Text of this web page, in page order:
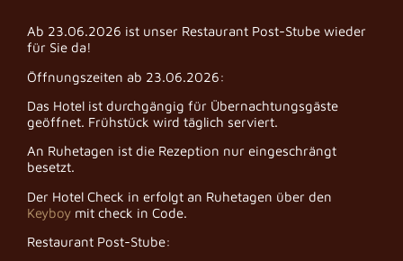
Ab 23.06.2026 ist unser Restaurant Post-Stube wieder
für Sie da!
Öffnungszeiten ab 23.06.2026:
Das Hotel ist durchgängig für Übernachtungsgäste
geöffnet. Frühstück wird täglich serviert.
An Ruhetagen ist die Rezeption nur eingeschrängt
besetzt.
Der Hotel Check in erfolgt an Ruhetagen über den
Keyboy mit check in Code.
Restaurant Post-Stube: